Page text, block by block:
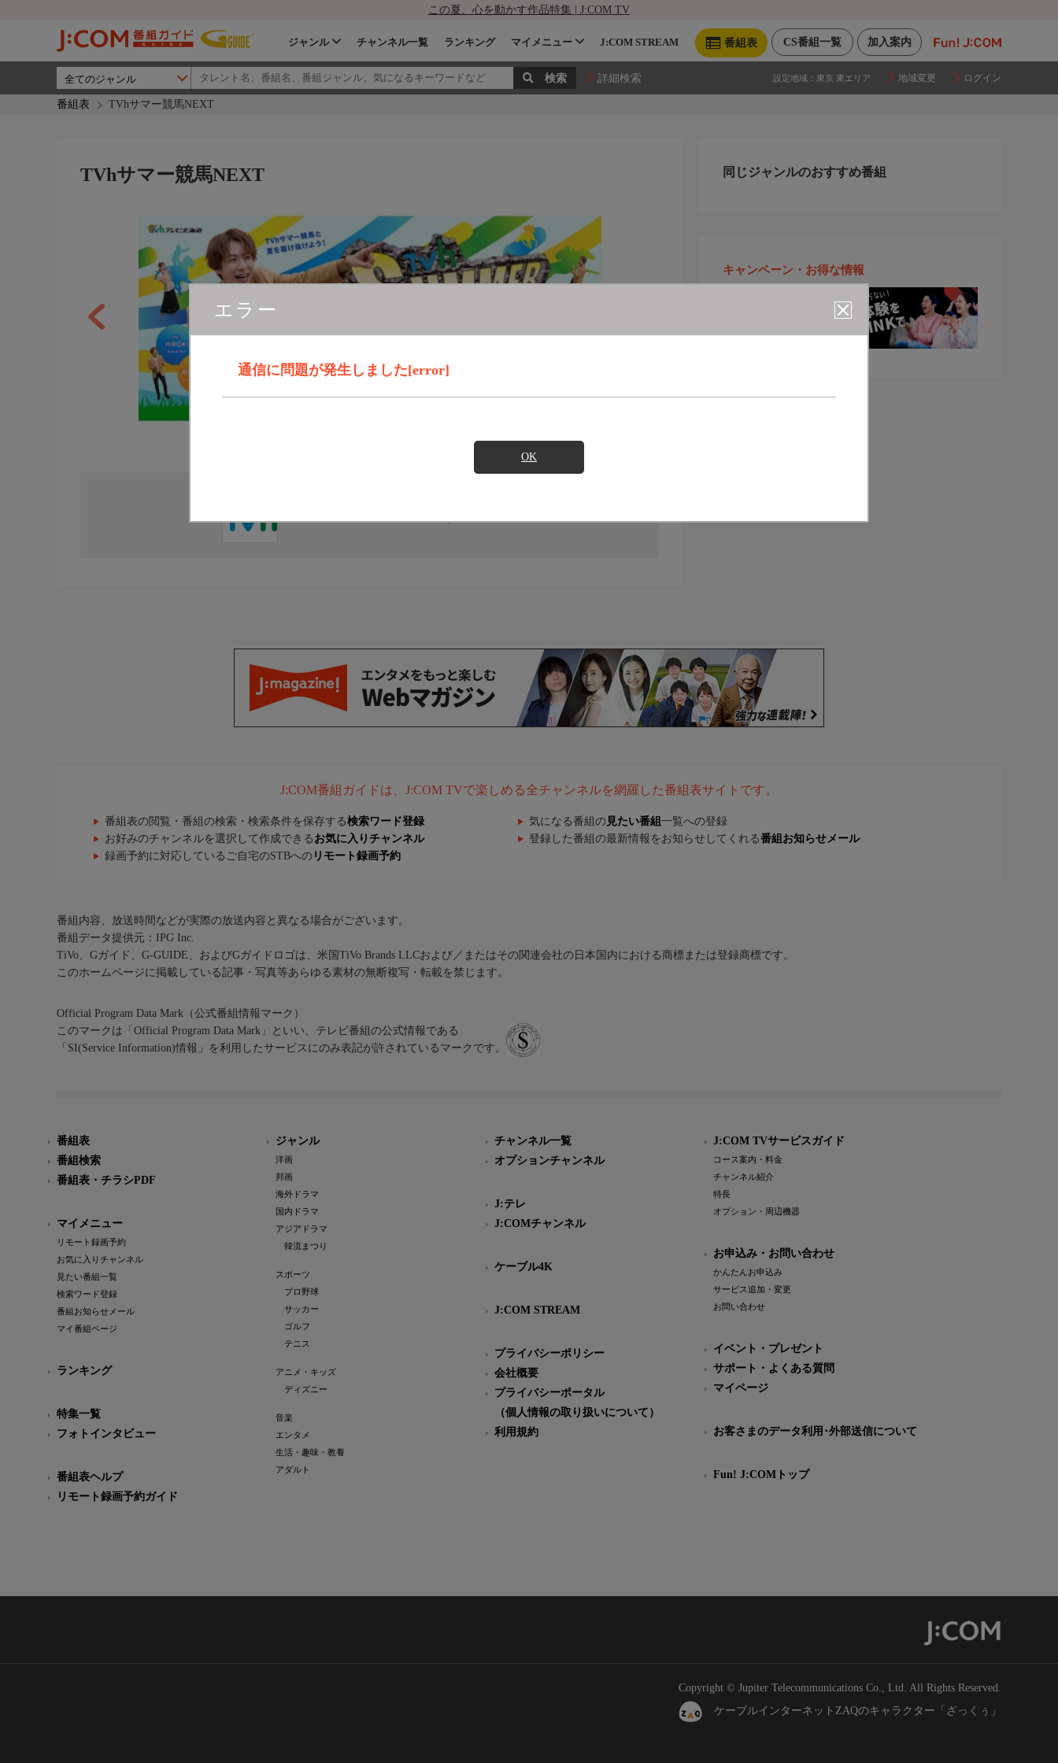
この夏、心を動かす作品特集 | J:COM TV
加入案内
CS番組一覧
番組表
ジャンル チャンネル一覧 ランキング マイメニュー J:COM STREAM
詳細検索 設定地域： 東京 東エリア 地域変更 ログイン
番組表 TVhサマー競馬NEXT
エラー
通信に問題が発生しました[error]
OK
TVhサマー競馬NEXT 同じジャンルのおすすめ番組
キャンペーン・お得な情報
J:COM番組ガイドは、J:COM TVで楽しめる全チャンネルを網羅した番組表サイトです。
番組表の閲覧・番組の検索・検索条件を保存する検索ワード登録 気になる番組の 見たい番組 一覧への登録
お好みのチャンネルを選択して作成できる お気に入りチャンネル 登録した番組の最新情報をお知らせしてくれる番組お知らせメール
録画予約に対応しているご自宅のSTBへの リモート録画予約
番組内容、放送時間などが実際の放送内容と異なる場合がございます。
番組データ提供元：IPG Inc.
TiVo、Gガイド、G-GUIDE、およびGガイドロゴは、米国TiVo Brands LLCおよび／またはその関連会社の日本国内における商標または登録商標です。
このホームページに掲載している記事・写真等あらゆる素材の無断複写・転載を禁じます。
Official Program Data Mark（公式番組情報マーク）
このマークは「Official Program Data Mark」といい、テレビ番組の公式情報である
「SI(Service Information)情報」を利用したサービスにのみ表記が許されているマークです。
番組表
番組検索
番組表・チラシPDF
マイメニュー
リモート録画予約
お気に入りチャンネル
見たい番組一覧
検索ワード登録
番組お知らせメール
マイ番組ページ
ランキング
特集一覧
フォトインタビュー
番組表ヘルプ
リモート録画予約ガイド
ジャンル
洋画
邦画
海外ドラマ
国内ドラマ
アジアドラマ
韓流まつり
スポーツ
プロ野球
サッカー
ゴルフ
テニス
アニメ・キッズ
ディズニー
音楽
エンタメ
生活・趣味・教養
アダルト
チャンネル一覧
オプションチャンネル
J:テレ
J:COMチャンネル
ケーブル4K
J:COM STREAM
プライバシーポリシー
会社概要
プライバシーポータル
（個人情報の取り扱いについて）
利用規約
J:COM TVサービスガイド
コース案内・料金
チャンネル紹介
特長
オプション・周辺機器
お申込み・お問い合わせ
かんたんお申込み
サービス追加・変更
お問い合わせ
イベント・プレゼント
サポート・よくある質問
マイページ
お客さまのデータ利用･外部送信について
Fun! J:COMトップ
Copyright © Jupiter Telecommunications Co., Ltd. All Rights Reserved.
ケーブルインターネットZAQのキャラクター「ざっくぅ」